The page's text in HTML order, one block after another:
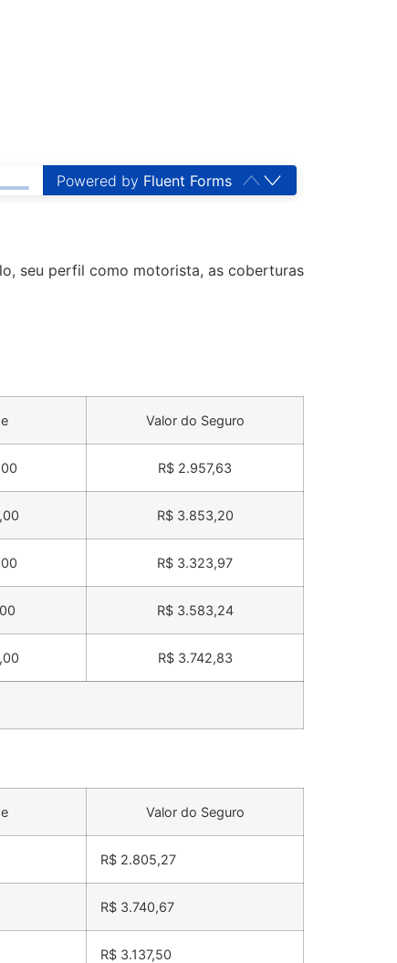
Powered by Fluent Forms
seu perfil como motorista, as coberturas
Valor do Seguro
R$ 2.957,63
R$ 3.853,20
R$ 3.323,97
R$ 3.583,24
R$ 3.742,83
Valor do Seguro
R$ 2.805,27
R$ 3.740,67
R$ 3.137,50